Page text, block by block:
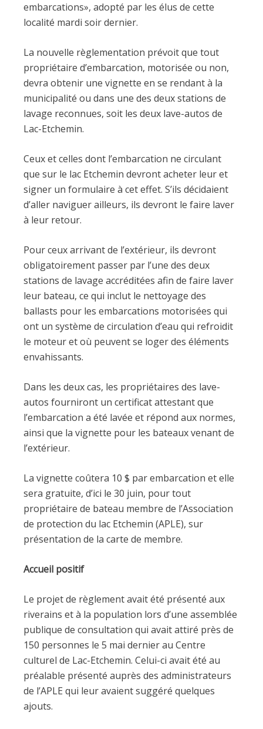
embarcations», adopté par les élus de cette
localité mardi soir dernier.
La nouvelle règlementation prévoit que tout
propriétaire d’embarcation, motorisée ou non,
devra obtenir une vignette en se rendant à la
municipalité ou dans une des deux stations de
lavage reconnues, soit les deux lave-autos de
Lac-Etchemin.
Ceux et celles dont l’embarcation ne circulant
que sur le lac Etchemin devront acheter leur et
signer un formulaire à cet effet. S’ils décidaient
d’aller naviguer ailleurs, ils devront le faire laver
à leur retour.
Pour ceux arrivant de l’extérieur, ils devront
obligatoirement passer par l’une des deux
stations de lavage accréditées afin de faire laver
leur bateau, ce qui inclut le nettoyage des
ballasts pour les embarcations motorisées qui
ont un système de circulation d’eau qui refroidit
le moteur et où peuvent se loger des éléments
envahissants.
Dans les deux cas, les propriétaires des lave-
autos fourniront un certificat attestant que
l’embarcation a été lavée et répond aux normes,
ainsi que la vignette pour les bateaux venant de
l’extérieur.
La vignette coûtera 10 $ par embarcation et elle
sera gratuite, d’ici le 30 juin, pour tout
propriétaire de bateau membre de l’Association
de protection du lac Etchemin (APLE), sur
présentation de la carte de membre.
Accueil positif
Le projet de règlement avait été présenté aux
riverains et à la population lors d’une assemblée
publique de consultation qui avait attiré près de
150 personnes le 5 mai dernier au Centre
culturel de Lac-Etchemin. Celui-ci avait été au
préalable présenté auprès des administrateurs
de l’APLE qui leur avaient suggéré quelques
ajouts.